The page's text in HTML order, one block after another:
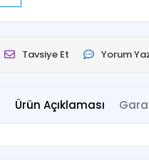
Tavsiye Et Yorum
Ürün Açıklaması